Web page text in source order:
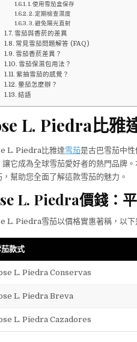
1. 使用雪茄盒保存
2. 定期檢查濕度
3. 避免陽光直射
雪茄與香菸的差異
常見雪茄問題解答 (FAQ)
雪茄香菸差異？
雪茄保濕包用法？
紫抽雪茄的感覺？
暈茄怎麼辦？
結語
L. Piedra比雅
L. Piedra比雅達雪茄是古巴雪茄中
讓它成為全球雪茄愛好者的熱門品牌
，幫助您全面了解這款雪茄的魅力。
L. Piedra價錢：
L. Piedra雪茄以價格實惠著稱，以下
茄款式
L. Piedra Conservas
L. Piedra Breva
L. Piedra Cazadores